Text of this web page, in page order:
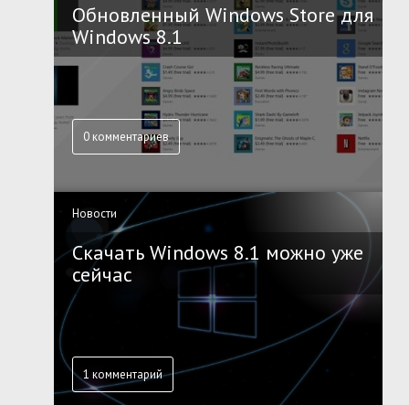
Обновленный Windows Store для
Windows 8.1
0 комментариев
Новости
Скачать Windows 8.1 можно уже
сейчас
1 комментарий